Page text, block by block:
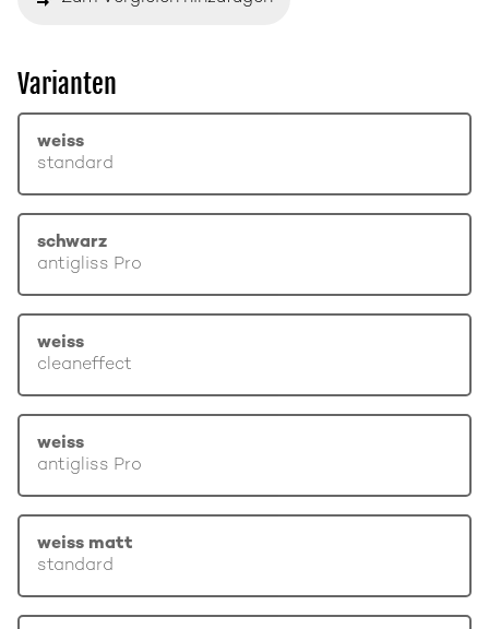
Varianten
weiss
standard
schwarz
antigliss Pro
weiss
cleaneffect
weiss
antigliss Pro
weiss matt
standard